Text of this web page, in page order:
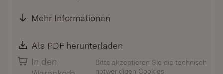
Mehr Informationen
Download:
Als PDF herunterladen
In den
Bitte akzeptieren Sie die technisch
notwendigen Cookies